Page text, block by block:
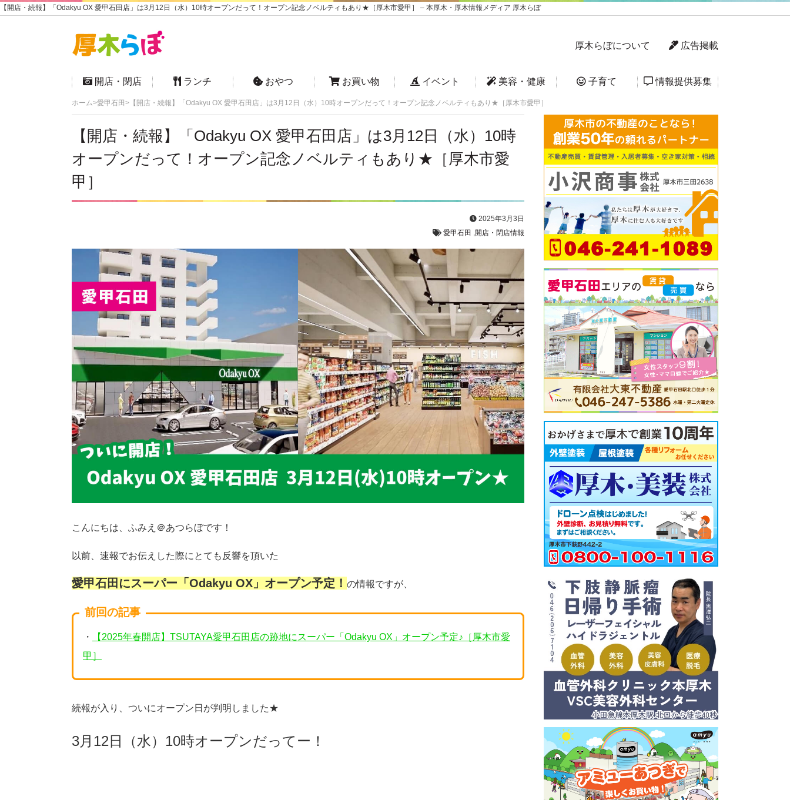
【開店・続報】「Odakyu OX 愛甲石田店」は3月12日（水）10時オープンだって！オープン記念ノベルティもあり★［厚木市愛甲］ – 本厚木・厚木情報メディア 厚木らぼ
厚木らぼについて 広告掲載
開店・閉店 ランチ おやつ お買い物 イベント 美容・健康 子育て 情報提供募集
ホーム 愛甲石田 【開店・続報】「Odakyu OX 愛甲石田店」は3月12日（水）10時オープンだって！オープン記念ノベルティもあり★［厚木市愛甲］
【開店・続報】「Odakyu OX 愛甲石田店」は3月12日（水）10時
オープンだって！オープン記念ノベルティもあり★［厚木市愛
甲］
2025年3月3日
愛甲石田 開店・閉店情報
こんにちは、ふみえ＠あつらぼです！
以前、速報でお伝えした際にとても反響を頂いた
愛甲石田にスーパー「Odakyu OX」オープン予定！ の情報ですが、
前回の記事
・
【2025年春開店】TSUTAYA愛甲石田店の跡地にスーパー「Odakyu OX」オープン予定♪［厚木市愛
甲］
続報が入り、ついにオープン日が判明しました★
3月12日（水）10時オープンだってー！